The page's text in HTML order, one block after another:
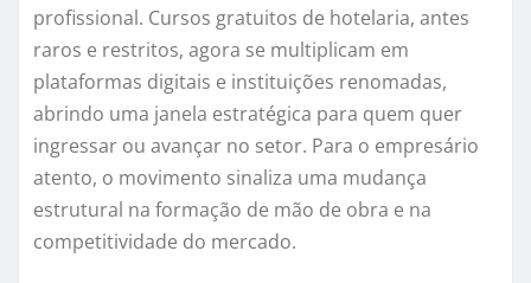
profissional. Cursos gratuitos de hotelaria, antes
raros e restritos, agora se multiplicam em
plataformas digitais e instituições renomadas,
abrindo uma janela estratégica para quem quer
ingressar ou avançar no setor. Para o empresário
atento, o movimento sinaliza uma mudança
estrutural na formação de mão de obra e na
competitividade do mercado.